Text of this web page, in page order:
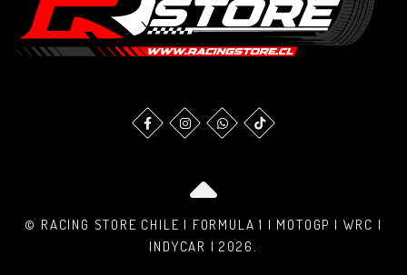
© RACING STORE CHILE | FORMULA 1 | MOTOGP | WRC |
INDYCAR | 2026.